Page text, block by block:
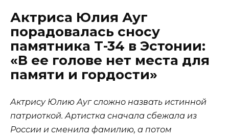
Актриса Юлия Ауг
порадовалась сносу
памятника Т-34 в Эстонии:
«В ее голове нет места для
памяти и гордости»
Актрису Юлию Ауг сложно назвать истинной
патриоткой. Артистка сначала сбежала из
России и сменила фамилию, а потом